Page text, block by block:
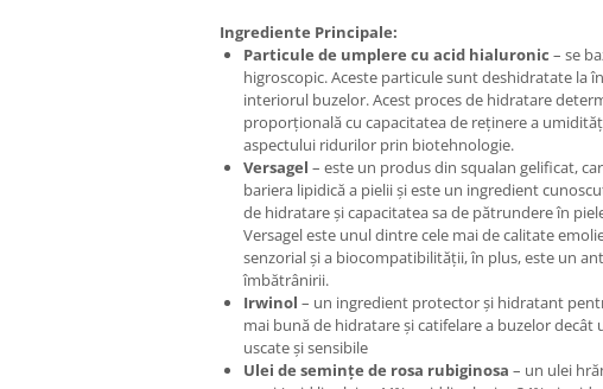
Ingrediente Principale:
Particule de umplere cu acid hialuronic – se
higroscopic. Aceste particule sunt deshidratate la
interiorul buzelor. Acest proces de hidratare
proporțională cu capacitatea de reținere a
aspectului ridurilor prin biotehnologie.
Versagel – este un produs din squalan gelificat,
bariera lipidică a pielii și este un ingredient
de hidratare și capacitatea sa de pătrundere în
Versagel este unul dintre cele mai de calitate
senzorial și a biocompatibilității, în plus, este un
îmbătrânirii.
Irwinol – un ingredient protector și hidratant
mai bună de hidratare și catifelare a buzelor decât
uscate și sensibile
Ulei de semințe de rosa rubiginosa – un ulei